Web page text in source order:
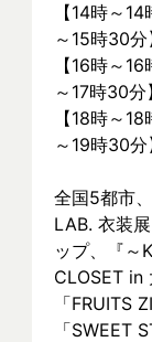
【14時～
～15時30分
【16時～
～17時30分
【18時～
～19時30分
全国5都市
LAB. 衣装
ップ、『～
CLOSET in
「FRUITS
「SWEET